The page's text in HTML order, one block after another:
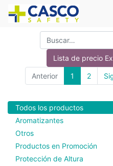
Lista de precio
Anterior 1 2
Todos los productos
Aromatizantes
Otros
Productos en Promoción
Protección de Altura